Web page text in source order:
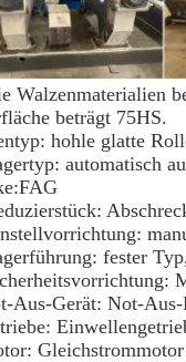
Walzenmaterialien
beträgt 75HS.
hohle glatte
automatisch
fester
Aus-Gerät: Not-